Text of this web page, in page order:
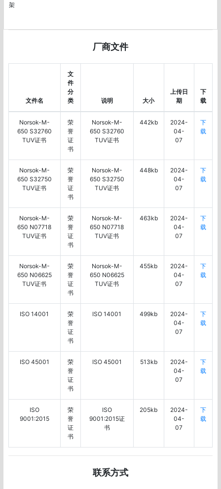
架
厂商文件
文件名
文
件
分
类
说明 大小
上传日
期
下
载
Norsok-M-
650 S32760
TUV证书
荣
誉
证
书
Norsok-M-
650 S32760
TUV证书
442kb
2024-
04-
07
下
载
Norsok-M-
650 S32750
TUV证书
荣
誉
证
书
Norsok-M-
650 S32750
TUV证书
448kb
2024-
04-
07
下
载
Norsok-M-
650 N07718
TUV证书
荣
誉
证
书
Norsok-M-
650 N07718
TUV证书
463kb
2024-
04-
07
下
载
Norsok-M-
650 N06625
TUV证书
荣
誉
证
书
Norsok-M-
650 N06625
TUV证书
455kb
2024-
04-
07
下
载
ISO 14001
荣
誉
证
书
ISO 14001 499kb
2024-
04-
07
下
载
ISO 45001
荣
誉
证
书
ISO 45001 513kb
2024-
04-
07
下
载
ISO
9001:2015
荣
誉
证
书
ISO
9001:2015证
书
205kb
2024-
04-
07
下
载
联系方式